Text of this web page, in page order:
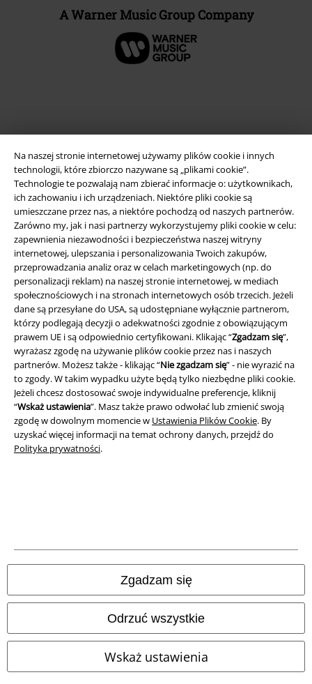
Na naszej stronie internetowej używamy plików cookie i innych
technologii, które zbiorczo nazywane są „plikami cookie”.
Technologie te pozwalają nam zbierać informacje o: użytkownikach,
ich zachowaniu i ich urządzeniach. Niektóre pliki cookie są
umieszczane przez nas, a niektóre pochodzą od naszych partnerów.
Zarówno my, jak i nasi partnerzy wykorzystujemy pliki cookie w celu:
zapewnienia niezawodności i bezpieczeństwa naszej witryny
internetowej, ulepszania i personalizowania Twoich zakupów,
przeprowadzania analiz oraz w celach marketingowych (np. do
personalizacji reklam) na naszej stronie internetowej, w mediach
społecznościowych i na stronach internetowych osób trzecich. Jeżeli
dane są przesyłane do USA, są udostępniane wyłącznie partnerom,
którzy podlegają decyzji o adekwatności zgodnie z obowiązującym
prawem UE i są odpowiednio certyfikowani. Klikając “Zgadzam się”,
wyrażasz zgodę na używanie plików cookie przez nas i naszych
partnerów. Możesz także - klikając “Nie zgadzam się” - nie wyrazić na
to zgody. W takim wypadku użyte będą tylko niezbędne pliki cookie.
Jeżeli chcesz dostosować swoje indywidualne preferencje, kliknij
“Wskaż ustawienia”. Masz także prawo odwołać lub zmienić swoją
zgodę w dowolnym momencie w Ustawienia Plików Cookie. By
uzyskać więcej informacji na temat ochrony danych, przejdź do
Polityka prywatności.
Zgadzam się
Odrzuć wszystkie
Wskaż ustawienia
A Warner Music Group Company
Informacje prawne
Regulamin
Dane firmy
Polityka prywatności
Unieszkodliwianie odpadów i ochrona środowiska
Deklaracja Zgodności
Informacje dotyczące dostępności
Ustawienia Plików Cookie
Sklepy internetowe EMP
EMP International